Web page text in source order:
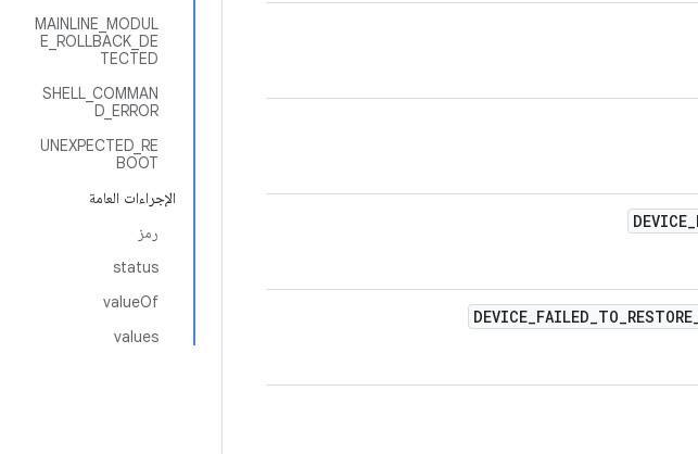
MAINLINE_MODUL
E_ROLLBACK_DE
TECTED
SHELL_COMMAN
D_ERROR
UNEXPECTED_RE
BOOT
الإجراءات العامة
رمز
status
valueOf
values
DEVICE_
DEVICE_FAILED_TO_RESTORE